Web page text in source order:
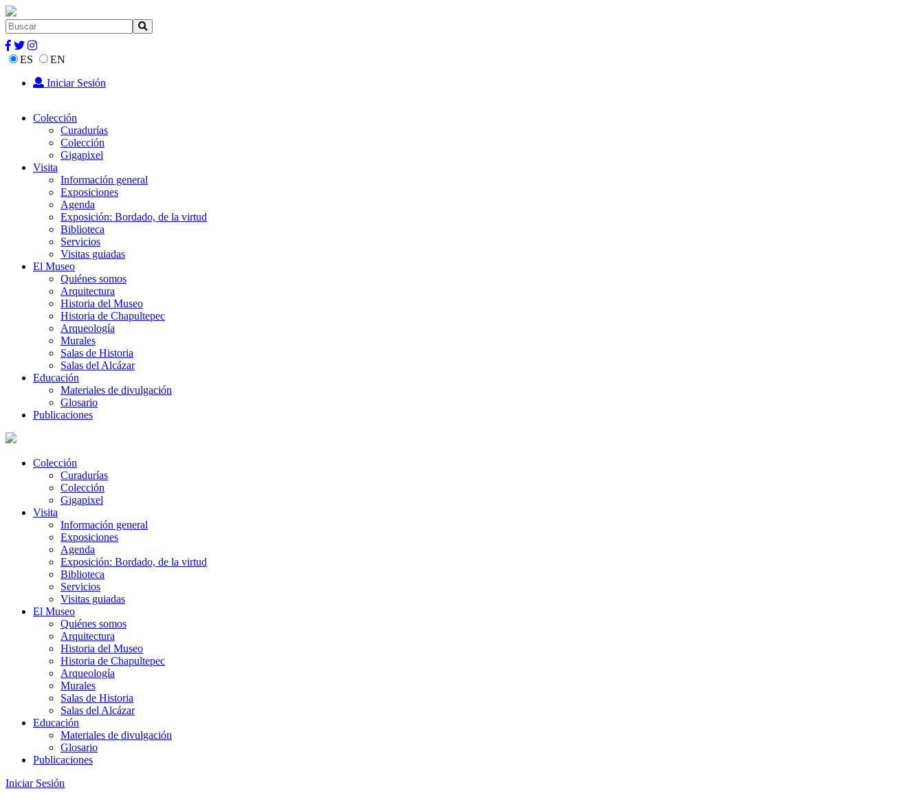
ES
EN
Iniciar Sesión
Colección
Curadurías
Colección
Gigapixel
Visita
Información general
Exposiciones
Agenda
Exposición: Bordado, de la virtud
Biblioteca
Servicios
Visitas guiadas
El Museo
Quiénes somos
Arquitectura
Historia del Museo
Historia de Chapultepec
Arqueología
Murales
Salas de Historia
Salas del Alcázar
Educación
Materiales de divulgación
Glosario
Publicaciones
Colección
Curadurías
Colección
Gigapixel
Visita
Información general
Exposiciones
Agenda
Exposición: Bordado, de la virtud
Biblioteca
Servicios
Visitas guiadas
El Museo
Quiénes somos
Arquitectura
Historia del Museo
Historia de Chapultepec
Arqueología
Murales
Salas de Historia
Salas del Alcázar
Educación
Materiales de divulgación
Glosario
Publicaciones
Iniciar Sesión